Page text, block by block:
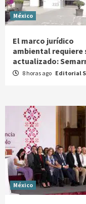
México
El marco jurídico
ambiental requiere
actualizado:
8 horas ago Editorial
México